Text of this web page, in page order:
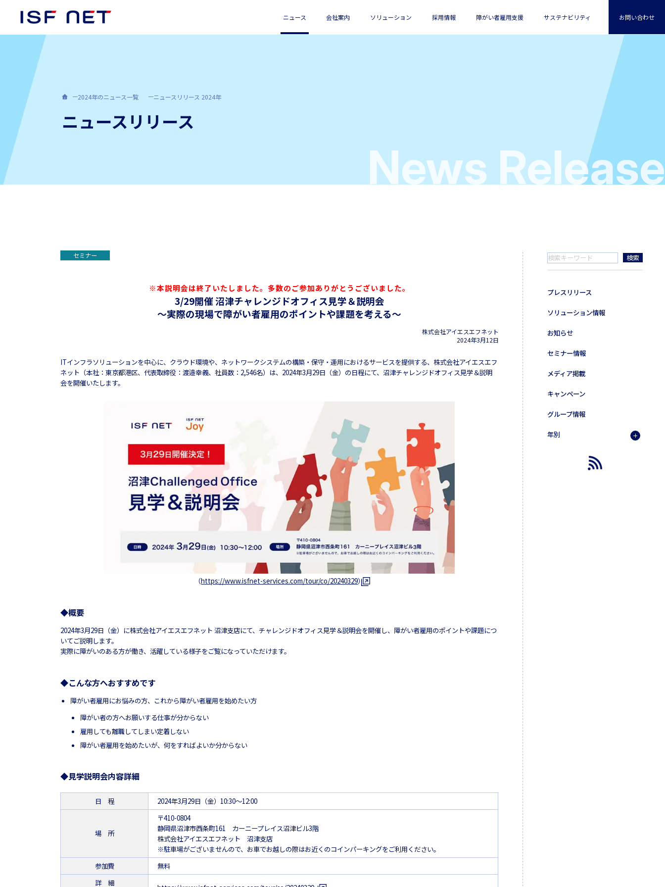
ニュース 会社案内
歩み
ソリューション 採用情報 障がい者雇用支援 サステナビリティ お問い合わせ
2024年のニュース一覧 ニュースリリース 2024年
ニュースリリース
News Release
セミナー
※本説明会は終了いたしました。多数のご参加ありがとうございました。
3/29開催 沼津チャレンジドオフィス見学＆説明会
～実際の現場で障がい者雇用のポイントや課題を考える～
株式会社アイエスエフネット
2024年3月12日
ITインフラソリューションを中心に、クラウド環境や、ネットワークシステムの構築・保守・運用におけるサービスを提供する、株式会社アイエスエフ
ネット（本社：東京都港区、代表取締役：渡邉幸義、社員数：2,546名）は、2024年3月29日（金）の日程にて、沼津チャレンジドオフィス見学＆説明
会を開催いたします。
（https://www.isfnet-services.com/tour/co/20240329）
◆概要
2024年3月29日（金）に株式会社アイエスエフネット 沼津支店にて、チャレンジドオフィス見学＆説明会を開催し、障がい者雇用のポイントや課題につ
いてご説明します。
実際に障がいのある方が働き、活躍している様子をご覧になっていただけます。
◆こんな方へおすすめです
障がい者雇用にお悩みの方、これから障がい者雇用を始めたい方
障がい者の方へお願いする仕事が分からない
雇用しても離職してしまい定着しない
障がい者雇用を始めたいが、何をすればよいか分からない
◆見学説明会内容詳細
日 程 2024年3月29日（金）10:30～12:00
場 所
〒410-0804
静岡県沼津市西条町161 カーニープレイス沼津ビル3階
株式会社アイエスエフネット 沼津支店
※駐車場がございませんので、お車でお越しの際はお近くのコインパーキングをご利用ください。
参加費
無料
詳 細
プレスリリース
ソリューション情報
お知らせ
セミナー情報
メディア掲載
キャンペーン
グループ情報
年別